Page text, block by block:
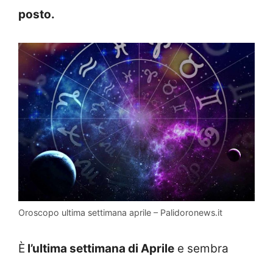
posto.
Oroscopo ultima settimana aprile – Palidoronews.it
È l’ultima settimana di Aprile e sembra